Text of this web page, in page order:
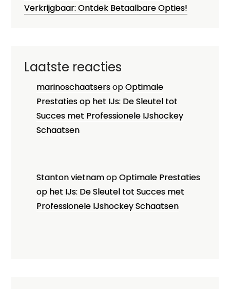
Verkrijgbaar: Ontdek Betaalbare Opties!
Laatste reacties
marinoschaatsersopOptimale
Prestaties op het IJs: De Sleutel tot
Succes met Professionele IJshockey
Schaatsen
Stanton vietnamopOptimale Prestaties
op het IJs: De Sleutel tot Succes met
Professionele IJshockey Schaatsen